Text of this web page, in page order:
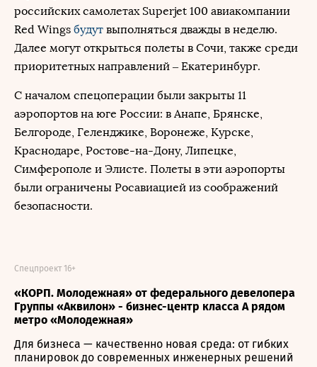
российских самолетах Superjet 100 авиакомпании
Red Wings будут выполняться дважды в неделю.
Далее могут открыться полеты в Сочи, также среди
приоритетных направлений – Екатеринбург.
С началом спецоперации были закрыты 11
аэропортов на юге России: в Анапе, Брянске,
Белгороде, Геленджике, Воронеже, Курске,
Краснодаре, Ростове-на-Дону, Липецке,
Симферополе и Элисте. Полеты в эти аэропорты
были ограничены Росавиацией из соображений
безопасности.
«КОРП. Молодежная» от федерального девелопера
Группы «Аквилон» - бизнес-центр класса А рядом
метро «Молодежная»
Спецпроект 16+
Для бизнеса — качественно новая среда: от гибких
планировок до современных инженерных решений